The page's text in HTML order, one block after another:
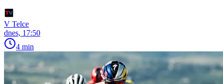
V Telce
dnes, 17:50
4 min